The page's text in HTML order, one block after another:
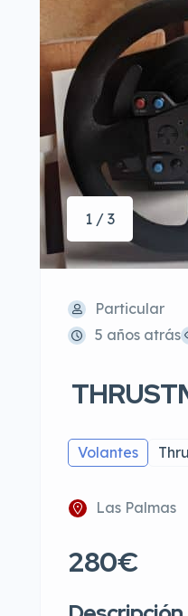
1 / 3
Particular
5 años atrás
Volantes
Las Palmas
280€